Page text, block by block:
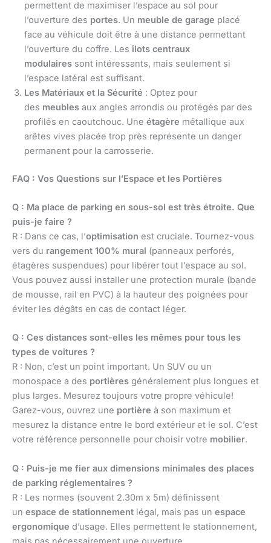
permettent de maximiser l’espace au sol pour
l’ouverture des portes. Un meuble de garage placé
face au véhicule doit être à une distance permettant
l’ouverture du coffre. Lesîlots centraux
modulaires sont intéressants, mais seulement si
l’espace latéral est suffisant.
Les Matériaux et la Sécurité : Optez pour
des meubles aux angles arrondis ou protégés par des
profilés en caoutchouc. Une étagère métallique aux
arêtes vives placée trop près représente un danger
permanent pour la carrosserie.
FAQ : Vos Questions sur l’Espace et les Portières
Q : Ma place de parking en sous-sol est très étroite. Que
puis-je faire ?
R : Dans ce cas, l’optimisation est cruciale. Tournez-vous
vers du rangement 100% mural (panneaux perforés,
étagères suspendues) pour libérer tout l’espace au sol.
Vous pouvez aussi installer une protection murale (bande
de mousse, rail en PVC) à la hauteur des poignées pour
éviter les dégâts en cas de contact léger.
Q : Ces distances sont-elles les mêmes pour tous les
types de voitures ?
R : Non, c’est un point important. Un SUV ou un
monospace a des portières généralement plus longues et
plus larges. Mesurez toujours votre propre véhicule!
Garez-vous, ouvrez une portière à son maximum et
mesurez la distance entre le bord extérieur et le sol. C’est
votre référence personnelle pour choisir votre mobilier.
Q : Puis-je me fier aux dimensions minimales des places
de parking réglementaires ?
R : Les normes (souvent 2.30m x 5m) définissent
un espace de stationnement légal, mais pas un espace
ergonomique d’usage. Elles permettent le stationnement,